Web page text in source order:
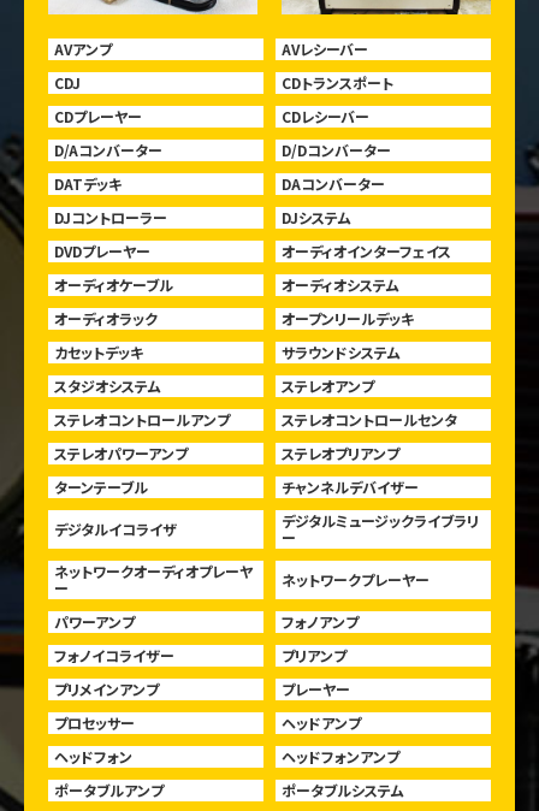
AVアンプ
AVレシーバー
CDJ
CDトランスポート
CDプレーヤー
CDレシーバー
D/Aコンバーター
D/Dコンバーター
DATデッキ
DAコンバーター
DJコントローラー
DJシステム
DVDプレーヤー
オーディオインターフェイス
オーディオケーブル
オーディオシステム
オーディオラック
オープンリールデッキ
カセットデッキ
サラウンドシステム
スタジオシステム
ステレオアンプ
ステレオコントロールアンプ
ステレオコントロールセンタ
ステレオパワーアンプ
ステレオプリアンプ
ターンテーブル
チャンネルデバイザー
デジタルイコライザ
デジタルミュージックライブラリ
ー
ネットワークオーディオプレーヤ
ー
ネットワークプレーヤー
パワーアンプ
フォノアンプ
フォノイコライザー
プリアンプ
プリメインアンプ
プレーヤー
プロセッサー
ヘッドアンプ
ヘッドフォン
ヘッドフォンアンプ
ポータブルアンプ
ポータブルシステム